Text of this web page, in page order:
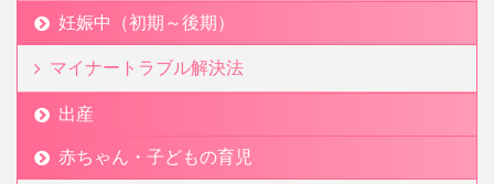
妊娠中（初期～後期）
マイナートラブル解決法
出産
赤ちゃん・子どもの育児